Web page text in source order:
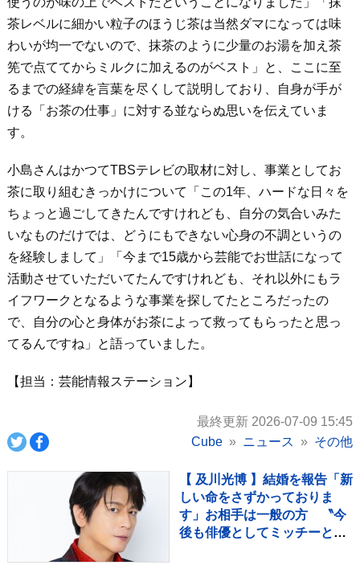
茶レベルに細かい粒子のほうじ茶は当然ダマになっては味
わいが均一でないので、抹茶のように少量のお湯を加え茶
筅で点ててからミルクに加えるのがベスト」と、ここに至
るまでの経緯を言葉を尽くして説明しており、自身が手が
ける「お茶の仕事」に対する並ならぬ思いを伝えていま
す。
小島さんはかつてTBSテレビの取材に対し、事業としてお
茶に取り組むきっかけについて「この1年、ハードな日々を
ちょっと過ごしてきたんですけれども、自分の気合いみた
いなものだけでは、どうにもできない心身の不調というの
を経験しまして」「今まで15歳から芸能でお世話になって
活動させていただいてたんですけれども、それ以外にもラ
イフワークとなるような事業を探してたところだったの
で、自分の心と身体がお茶によって救ってもらったと思っ
てるんですね」と語っていました。
【担当：芸能情報ステーション】
最終更新 2026-07-09 15:45
Cube
ニュース その他
【 及川光博 】結婚を報告「新
しい命をさずかっておりま
す」お相手は一般の方 〝今
後も俳優としてミッチーとし